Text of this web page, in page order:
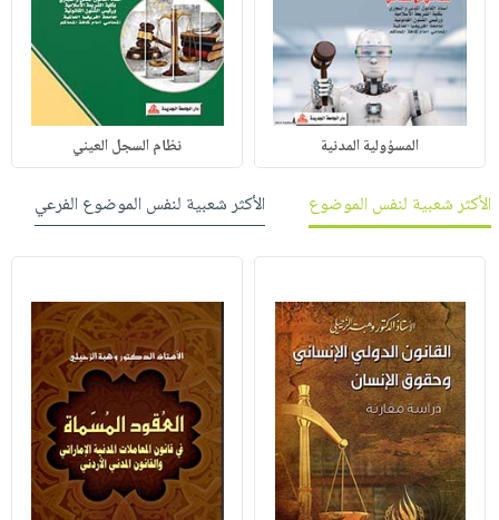
المسؤولية المدنية نظام السجل العيني
الأكثر شعبية لنفس الموضوع الأكثر شعبية لنفس الموضوع الفرعي